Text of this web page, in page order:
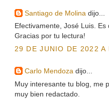
Santiago de Molina dijo...
Efectivamente, José Luis.
Gracias por tu lectura!
29 DE JUNIO DE 2022 A
Carlo Mendozadijo...
Muy interesante tu blog, me
muy bien redactado.